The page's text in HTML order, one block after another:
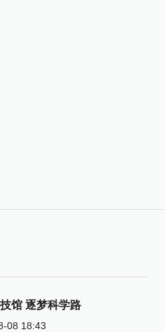
馆 逐梦科学路
08 18:43